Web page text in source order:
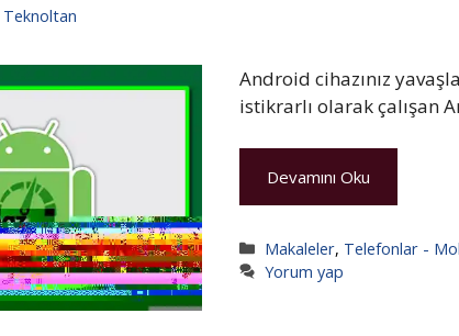
Teknoltan
Android cihazınız
istikrarlı olarak çalışan
Devamını Oku
Kategoriler
Makaleler, Telefonlar -
Yorum yap